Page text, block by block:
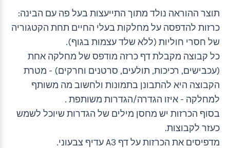
תוצר ההוראה נולד מתוך התייעצות בעל פה עם הבינה:
כרזות להדפסה על מחלקות בעלי החיים תחת הקטגוריה
של חסרי חוליות (ללא שלד עצמות בגוף).
כל קבוצה מקבלת דף כרזה מודפס של מחלקה אחת
(עכבישים, רכיכות, תולעים, סרטנים וחרקים) - מטרת
הקבוצה היא להתבונן בתמונות ולחשוב מה משותף
למחלקה - איזו הגדרה/הגדרות משותפת .
בסוף הכרזות יש מחסן מילים של הגדרות שיוכל לשמש
כעזר לקבוצות.
מדפיסים את הכרזות על דף A3 עדיף צבעוני.